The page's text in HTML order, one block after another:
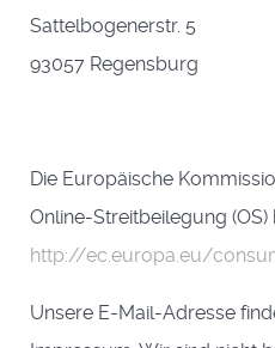
Sattelbogenerstr. 5
93057 Regensburg
Die Europäische
Online-Streitbeilegung (OS)
http://ec.europa.eu/
Unsere E-Mail-Adresse